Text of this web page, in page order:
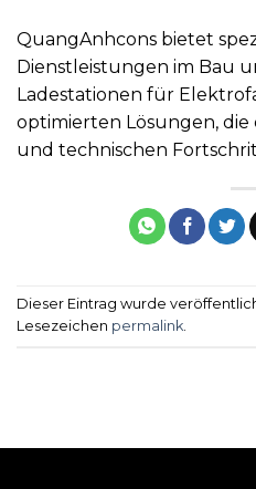
QuangAnhcons bietet
Dienstleistungen im Bau
Ladestationen für
optimierten Lösungen,
und technischen
Dieser Eintrag wurde
Lesezeichen permalink.